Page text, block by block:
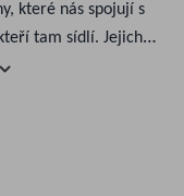
které nás spojují s
tam sídlí. Jejich
Arbientes, malé